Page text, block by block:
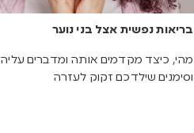
בריאות נפשית אצל בני נוער
מהי, כיצד מקדמים אותה ומדברים עליה
וסימנים שילדכם זקוק לעזרה